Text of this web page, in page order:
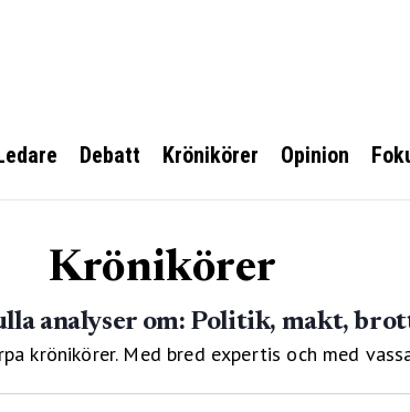
Debatt Krönikörer Opinion
Krönikörer
analyser om: Politik, makt,
krönikörer. Med bred expertis och med